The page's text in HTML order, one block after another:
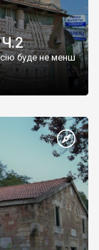
буде не менш